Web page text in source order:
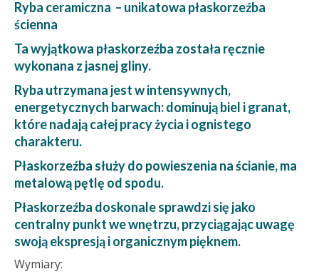
Ryba ceramiczna – unikatowa płaskorzeźba
ścienna
Ta wyjątkowa płaskorzeźba została ręcznie
wykonana z jasnej gliny.
Ryba utrzymana jest w intensywnych,
energetycznych barwach: dominują biel i granat,
które nadają całej pracy życia i ognistego
charakteru.
Płaskorzeźba służy do powieszenia na ścianie, ma
metalową pętlę od spodu.
Płaskorzeźba doskonale sprawdzi się jako
centralny punkt we wnętrzu, przyciągając uwagę
swoją ekspresją i organicznym pięknem.
Wymiary: